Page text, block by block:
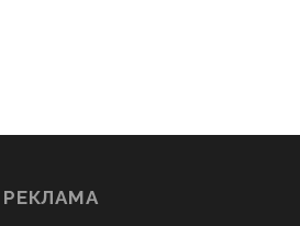
РЕКЛАМА